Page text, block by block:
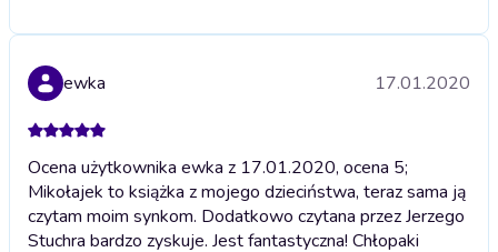
ewka 17.01.2020
Ocena użytkownika ewka z 17.01.2020, ocena 5;
Mikołajek to książka z mojego dzieciństwa, teraz sama ją
czytam moim synkom. Dodatkowo czytana przez Jerzego
Stuchra bardzo zyskuje. Jest fantastyczna! Chłopaki